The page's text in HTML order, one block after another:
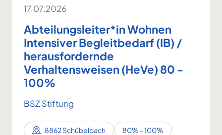
17.07.2026
Abteilungsleiter*in Wohnen
Intensiver Begleitbedarf (IB) /
herausfordernde
Verhaltensweisen (HeVe) 80 -
100%
BSZ Stiftung
8862 Schübelbach
80% - 100%